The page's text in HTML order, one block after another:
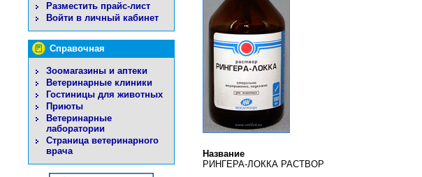
Разместить прайс-лист
Войти в личный кабинет
Справочная
Зоомагазины и аптеки
Ветеринарные клиники
Гостиницы для животных
Приюты
Ветеринарные
лаборатории
Страница ветеринарного
врача
Название
РИНГЕРА-ЛОККА РАСТВОР